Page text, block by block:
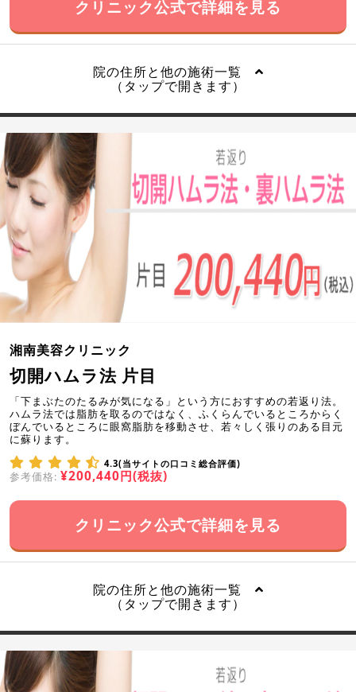
クリニック公式で詳細を見る
院の住所と他の施術一覧
（タップで開きます）
湘南美容クリニック
切開ハムラ法 片目
「下まぶたのたるみが気になる」という方におすすめの若返り法。
ハムラ法では脂肪を取るのではなく、ふくらんでいるところからく
ぼんでいるところに眼窩脂肪を移動させ、若々しく張りのある目元
に蘇ります。
4.3(当サイトの口コミ総合評価)
参考価格: ¥200,440円(税抜)
クリニック公式で詳細を見る
院の住所と他の施術一覧
（タップで開きます）